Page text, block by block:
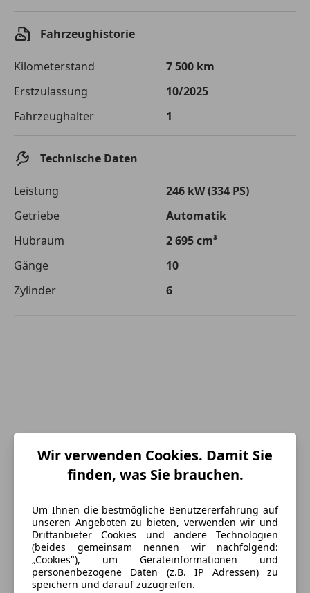
Monatliche Rate
Die tatsächlichen Konditionen sind abhängig von Ihrer Bonität sowie
Jahre. Zinsspanne Sollzinssatz: 2,90% - 14,90%.
Jetzt berechnen
Fahrzeughistorie
Kilometerstand
7 500 km
Erstzulassung
10/2025
Fahrzeughalter
1
Technische Daten
Leistung
246 kW (334 PS)
Getriebe
Automatik
Hubraum
2 695 cm³
Gänge
10
Zylinder
6
Energieverbrauch
Schadstoffklasse
Euro 6d-TEMP
Wir verwenden Cookies. Damit Sie
finden, was Sie brauchen.
Um Ihnen die bestmögliche Benutzererfahrung auf
unseren Angeboten zu bieten, verwenden wir und
Drittanbieter Cookies und andere Technologien
(beides gemeinsam nennen wir nachfolgend:
„Cookies"), um Geräteinformationen und
personenbezogene Daten (z.B. IP Adressen) zu
speichern und darauf zuzugreifen.